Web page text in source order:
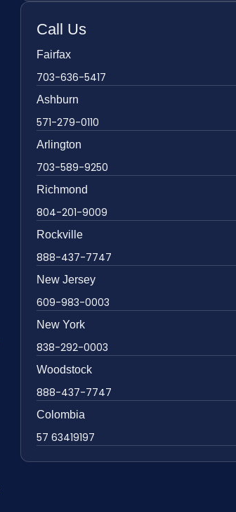
Call Us
Fairfax
703-636-5417
Ashburn
571-279-0110
Arlington
703-589-9250
Richmond
804-201-9009
Rockville
888-437-7747
New Jersey
609-983-0003
New York
838-292-0003
Woodstock
888-437-7747
Colombia
57 63419197